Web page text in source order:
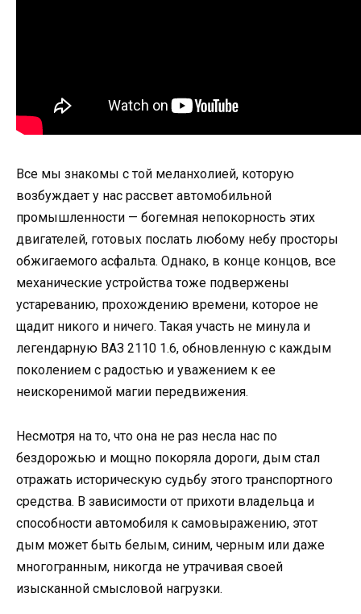
Все мы знакомы с той меланхолией, которую
возбуждает у нас рассвет автомобильной
промышленности — богемная непокорность этих
двигателей, готовых послать любому небу просторы
обжигаемого асфальта. Однако, в конце концов, все
механические устройства тоже подвержены
устареванию, прохождению времени, которое не
щадит никого и ничего. Такая участь не минула и
легендарную ВАЗ 2110 1.6, обновленную с каждым
поколением с радостью и уважением к ее
неискоренимой магии передвижения.
Несмотря на то, что она не раз несла нас по
бездорожью и мощно покоряла дороги, дым стал
отражать историческую судьбу этого транспортного
средства. В зависимости от прихоти владельца и
способности автомобиля к самовыражению, этот
дым может быть белым, синим, черным или даже
многогранным, никогда не утрачивая своей
изысканной смысловой нагрузки.